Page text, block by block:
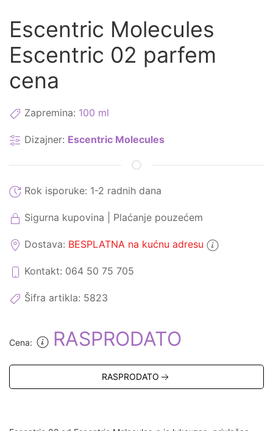
Escentric Molecules
Escentric 02 parfem
cena
Zapremina: 100 ml
Dizajner: Escentric Molecules
Rok isporuke: 1-2 radnih dana
Sigurna kupovina | Plaćanje pouzećem
Dostava: BESPLATNA na kućnu adresu
Kontakt: 064 50 75 705
Šifra artikla: 5823
Cena: RASPRODATO
RASPRODATO